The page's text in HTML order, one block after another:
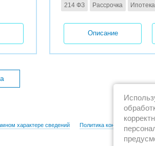
214 ФЗ
Рассрочка Ипотека
Описание
характере сведений Политика